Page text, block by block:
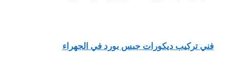
فني تركيب ديكورات جبس بورد في الجهراء